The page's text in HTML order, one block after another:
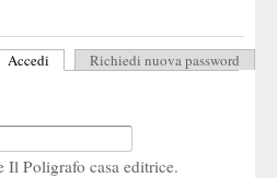
Accedi (scheda attiva)
Richiedi nuova password
Il Poligrafo casa editrice.